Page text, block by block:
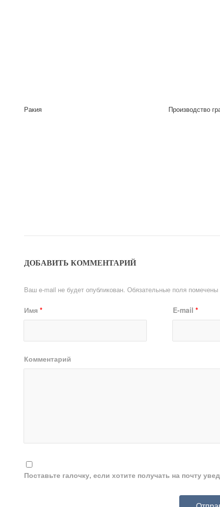
Ракия Производство
ДОБАВИТЬ КОММЕНТАРИЙ
Ваш e-mail не будет опубликован. Обязательные поля помечены
Имя * E-mail *
Комментарий
Поставьте галочку, если хотите получать на почту